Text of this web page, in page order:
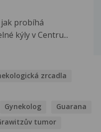
probíhá
kýly v Centru...
zrcadla
Gynekolog
Guarana
tumor